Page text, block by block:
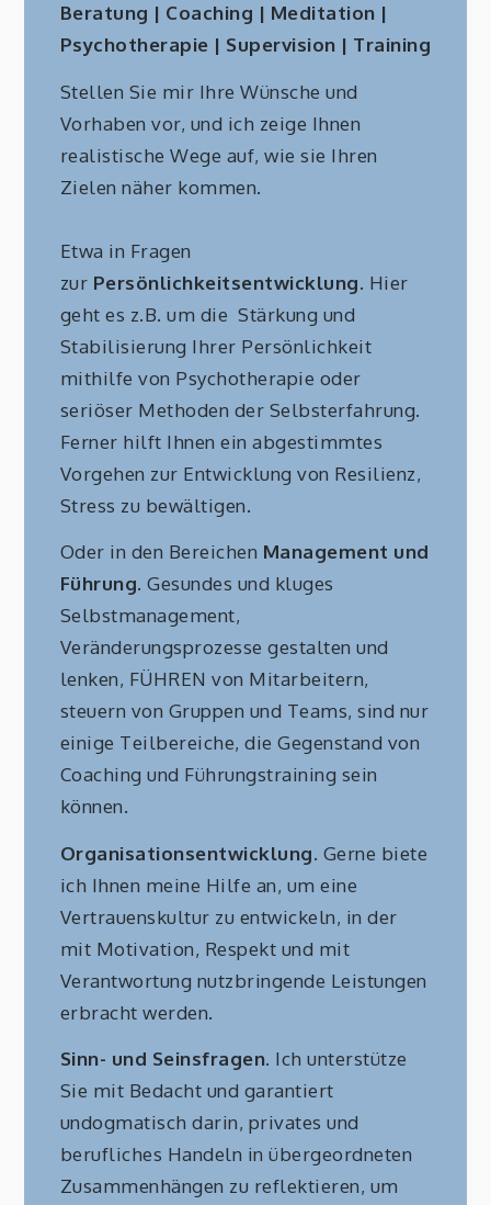
Beratung | Coaching | Meditation |
Psychotherapie | Supervision | Training
Stellen Sie mir Ihre Wünsche und
Vorhaben vor, und ich zeige Ihnen
realistische Wege auf, wie sie Ihren
Zielen näher kommen.
Etwa in Fragen
zur Persönlichkeitsentwicklung. Hier
geht es z.B. um die Stärkung und
Stabilisierung Ihrer Persönlichkeit
mithilfe von Psychotherapie oder
seriöser Methoden der Selbsterfahrung.
Ferner hilft Ihnen ein abgestimmtes
Vorgehen zur Entwicklung von Resilienz,
Stress zu bewältigen.
Oder in den Bereichen Management und
Führung. Gesundes und kluges
Selbstmanagement,
Veränderungsprozesse gestalten und
lenken, FÜHREN von Mitarbeitern,
steuern von Gruppen und Teams, sind nur
einige Teilbereiche, die Gegenstand von
Coaching und Führungstraining sein
können.
Organisationsentwicklung. Gerne biete
ich Ihnen meine Hilfe an, um eine
Vertrauenskultur zu entwickeln, in der
mit Motivation, Respekt und mit
Verantwortung nutzbringende Leistungen
erbracht werden.
Sinn- und Seinsfragen. Ich unterstütze
Sie mit Bedacht und garantiert
undogmatisch darin, privates und
berufliches Handeln in übergeordneten
Zusammenhängen zu reflektieren, um